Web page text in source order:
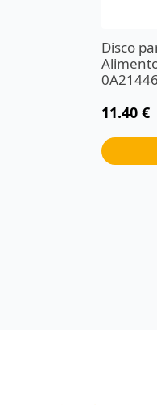
Disco
0A21446
11.40€